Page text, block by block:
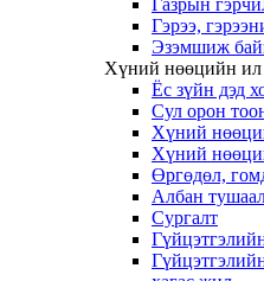
Газрын
Гэрээ,
Эзэмшиж
Хүний нөөцийн ил
Ёс зүйн дэд
Сул орон
Хүний
Хүний
Өргөдөл,
Албан
Сургалт